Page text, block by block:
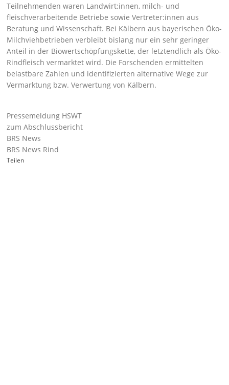
Teilnehmenden waren Landwirt:innen, milch- und
fleischverarbeitende Betriebe sowie Vertreter:innen aus
Beratung und Wissenschaft. Bei Kälbern aus bayerischen Öko-
Milchviehbetrieben verbleibt bislang nur ein sehr geringer
Anteil in der Biowertschöpfungskette, der letztendlich als Öko-
Rindfleisch vermarktet wird. Die Forschenden ermittelten
belastbare Zahlen und identifizierten alternative Wege zur
Vermarktung bzw. Verwertung von Kälbern.
Pressemeldung HSWT
zum Abschlussbericht
BRS News
BRS News Rind
Teilen